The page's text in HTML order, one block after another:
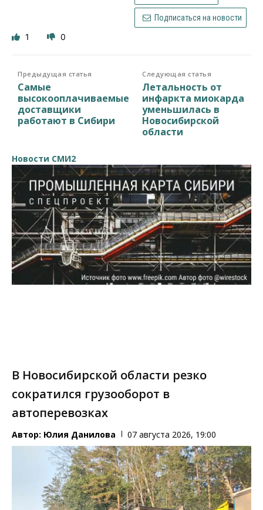
Подписаться на новости
1 0
Предыдущая статья
Самые
высокооплачиваемые
доставщики
работают в Сибири
Следующая статья
Летальность от
инфаркта миокарда
уменьшилась в
Новосибирской
области
Новости СМИ2
В Новосибирской области резко
сократился грузооборот в
автоперевозках
Автор: Юлия Данилова 07 августа 2026, 19:00